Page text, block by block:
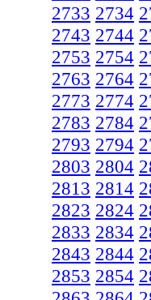
2733 2734
2743 2744
2753 2754
2763 2764
2773 2774
2783 2784
2793 2794
2803 2804
2813 2814
2823 2824
2833 2834
2843 2844
2853 2854